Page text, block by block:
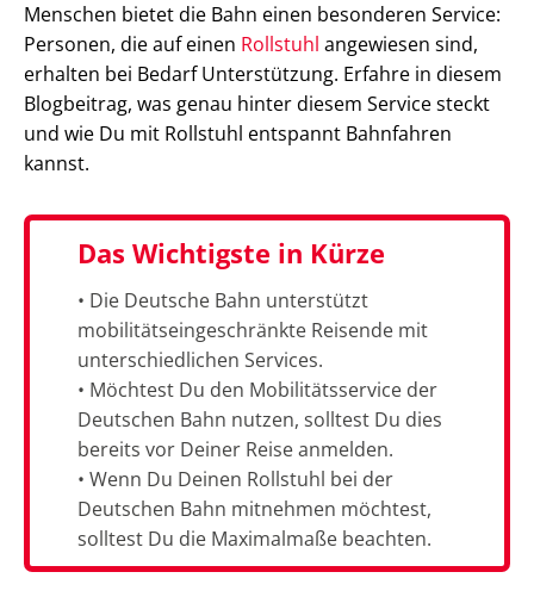
Menschen bietet die Bahn einen besonderen Service:
Personen, die auf einen Rollstuhl angewiesen sind,
erhalten bei Bedarf Unterstützung. Erfahre in diesem
Blogbeitrag, was genau hinter diesem Service steckt
und wie Du mit Rollstuhl entspannt Bahnfahren
kannst.
Das Wichtigste in Kürze
• Die Deutsche Bahn unterstützt
mobilitätseingeschränkte Reisende mit
unterschiedlichen Services.
• Möchtest Du den Mobilitätsservice der
Deutschen Bahn nutzen, solltest Du dies
bereits vor Deiner Reise anmelden.
• Wenn Du Deinen Rollstuhl bei der
Deutschen Bahn mitnehmen möchtest,
solltest Du die Maximalmaße beachten.